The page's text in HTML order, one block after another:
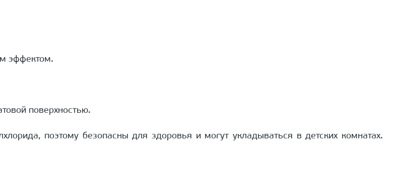
эффектом.
поверхностью.
поэтому безопасны для здоровья и могут укладываться в детских комнатах.